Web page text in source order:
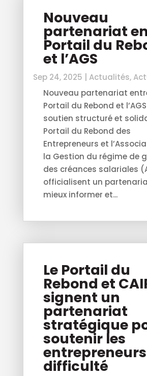
Nouveau
partenariat
Portail du
et l’AGS
Sep 24, 2025 Actualités,
Nouveau partenariat
Portail du Rebond et
soutien structuré et
Portail du Rebond des
Entrepreneurs et
la Gestion du régime de
des créances salariales
officialisent un
mieux informer et...
Le Portail du
Rebond et
signent un
partenariat
stratégique
soutenir les
difficulté